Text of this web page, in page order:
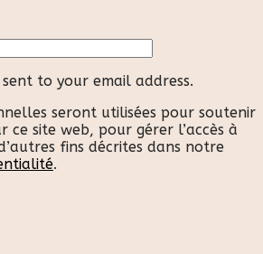
to your email address.
seront utilisées pour soutenir
ce site web, pour gérer l’accès à
fins décrites dans notre
.